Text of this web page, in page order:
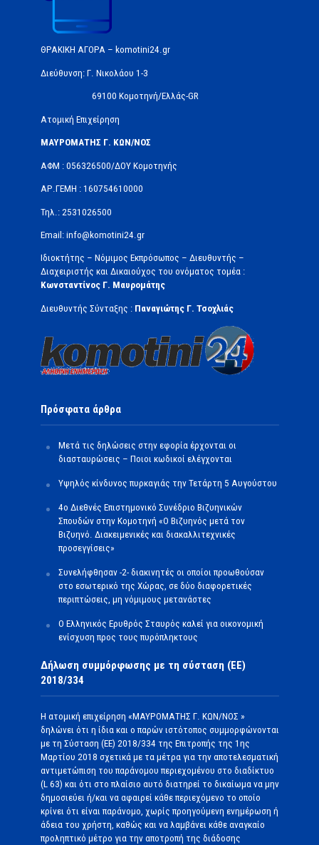
ΘΡΑΚΙΚΗ ΑΓΟΡΑ – komotini24.gr
Διεύθυνση: Γ. Νικολάου 1-3
69100 Κομοτηνή/Ελλάς-GR
Ατομική Επιχείρηση
ΜΑΥΡΟΜΑΤΗΣ Γ. ΚΩΝ/ΝΟΣ
ΑΦΜ : 056326500/ΔOΥ Κομοτηνής
ΑΡ.ΓΕΜΗ : 160754610000
Τηλ.: 2531026500
Email: info@komotini24.gr
Ιδιοκτήτης – Νόμιμος Εκπρόσωπος – Διευθυντής –
Διαχειριστής και Δικαιούχος του ονόματος τομέα :
Κωνσταντίνος Γ. Μαυρομάτης
Διευθυντής Σύνταξης : Παναγιώτης Γ. Τσοχλιάς
Πρόσφατα άρθρα
Μετά τις δηλώσεις στην εφορία έρχονται οι
διασταυρώσεις – Ποιοι κωδικοί ελέγχονται
Υψηλός κίνδυνος πυρκαγιάς την Τετάρτη 5 Αυγούστου
4ο Διεθνές Επιστημονικό Συνέδριο Βιζυηνικών
Σπουδών στην Κομοτηνή «Ο Βιζυηνός μετά τον
Βιζυηνό. Διακειμενικές και διακαλλιτεχνικές
προσεγγίσεις»
Συνελήφθησαν -2- διακινητές οι οποίοι προωθούσαν
στο εσωτερικό της Χώρας, σε δύο διαφορετικές
περιπτώσεις, μη νόμιμους μετανάστες
O Ελληνικός Ερυθρός Σταυρός καλεί για οικονομική
ενίσχυση προς τους πυρόπληκτους
Δήλωση συμμόρφωσης με τη σύσταση (ΕΕ)
2018/334
Η ατομική επιχείρηση «ΜΑΥΡΟΜΑΤΗΣ Γ. ΚΩΝ/ΝΟΣ »
δηλώνει ότι η ίδια και ο παρών ιστότοπος συμμορφώνονται
με τη Σύσταση (ΕΕ) 2018/334 της Επιτροπής της 1ης
Μαρτίου 2018 σχετικά με τα μέτρα για την αποτελεσματική
αντιμετώπιση του παράνομου περιεχομένου στο διαδίκτυο
(L 63) και ότι στο πλαίσιο αυτό διατηρεί το δικαίωμα να μην
δημοσιεύει ή/και να αφαιρεί κάθε περιεχόμενο το οποίο
κρίνει ότι είναι παράνομο, χωρίς προηγούμενη ενημέρωση ή
άδεια του χρήστη, καθώς και να λαμβάνει κάθε αναγκαίο
προληπτικό μέτρο για την αποτροπή της διάδοσης